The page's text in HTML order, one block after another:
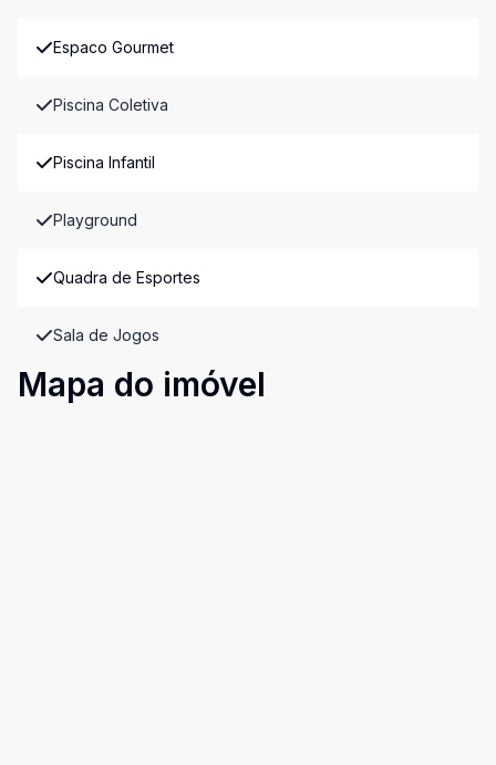
Espaco Gourmet
Piscina Coletiva
Piscina Infantil
Playground
Quadra de Esportes
Sala de Jogos
Mapa do imóvel